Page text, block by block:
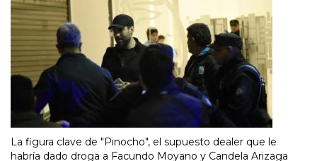
La figura clave de "Pinocho", el supuesto dealer que le
habría dado droga a Facundo Moyano y Candela Arizaga